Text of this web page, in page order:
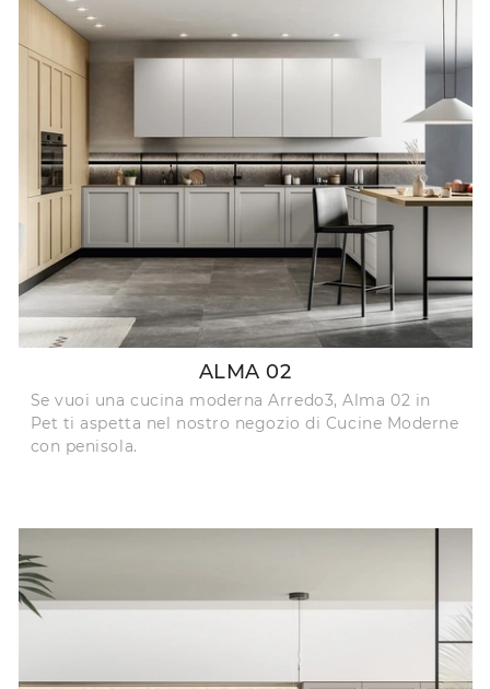
ALMA 02
Se vuoi una cucina moderna Arredo3, Alma 02 in
Pet ti aspetta nel nostro negozio di Cucine Moderne
con penisola.